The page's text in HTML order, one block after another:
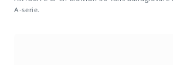
A-serie.